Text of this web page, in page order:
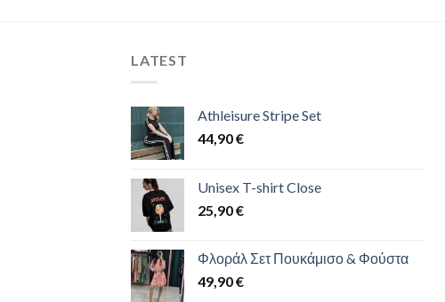
LATEST
Athleisure Stripe Set
44,90€
Unisex T-shirt Close
25,90€
Φλοράλ Σετ Πουκάμισο & Φούστα
49,90€